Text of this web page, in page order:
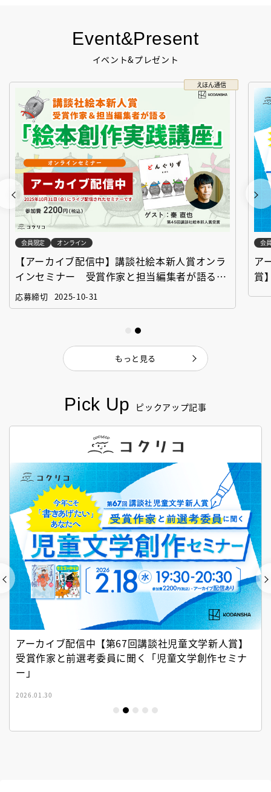
Pick Up ピックアップ記事
アーカイブ配信中【第67回講談社児童文学新人賞】
受賞作家と前選考委員に聞く「児童文学創作セミナ
ー」
2026.01.30
Event&Present
イベント&プレゼント
えほん通信
会員限定 オンライン
【アーカイブ配信中】講談社絵本新人賞オンラ
インセミナー 受賞作家と担当編集者が語る
「絵本創作実践講座」
応募締切 2025-10-31
会
ア
賞
もっと見る